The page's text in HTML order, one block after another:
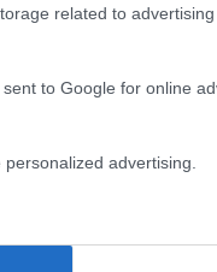
related to
to Google for online
advertising.
τους πάντες!